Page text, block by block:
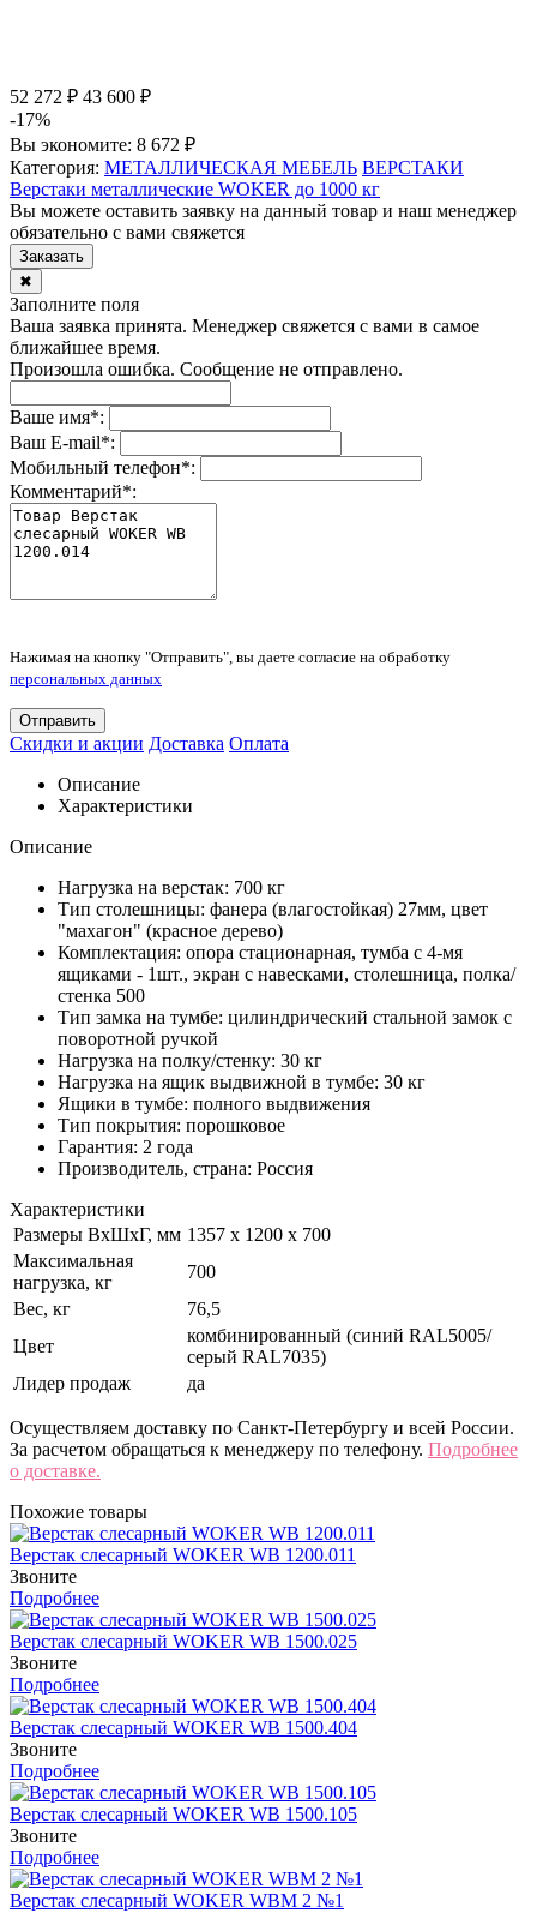
52 272 ₽ 43 600 ₽
-17%
Вы экономите: 8 672 ₽
Категория: МЕТАЛЛИЧЕСКАЯ МЕБЕЛЬ ВЕРСТАКИ
Верстаки металлические WOKER до 1000 кг
Вы можете оставить заявку на данный товар и наш менеджер
обязательно с вами свяжется
Заказать
✖
Заполните поля
Ваша заявка принята. Менеджер свяжется с вами в самое
ближайшее время.
Произошла ошибка. Сообщение не отправлено.
Ваше имя*:
Ваш E-mail*:
Мобильный телефон*:
Комментарий*:
Нажимая на кнопку "Отправить", вы даете согласие на обработку
персональных данных
Отправить
Скидки и акции Доставка Оплата
Описание
Характеристики
Описание
Нагрузка на верстак: 700 кг
Тип столешницы: фанера (влагостойкая) 27мм, цвет
"махагон" (красное дерево)
Комплектация: опора стационарная, тумба с 4-мя
ящиками - 1шт., экран с навесками, столешница, полка/
стенка 500
Тип замка на тумбе: цилиндрический стальной замок с
поворотной ручкой
Нагрузка на полку/стенку: 30 кг
Нагрузка на ящик выдвижной в тумбе: 30 кг
Ящики в тумбе: полного выдвижения
Тип покрытия: порошковое
Гарантия: 2 года
Производитель, страна: Россия
Характеристики
Размеры ВхШхГ, мм 1357 x 1200 x 700
Максимальная
нагрузка, кг
700
Вес, кг
76,5
Цвет
комбинированный (синий RAL5005/
серый RAL7035)
Лидер продаж
да
Осуществляем доставку по Санкт-Петербургу и всей России.
За расчетом обращаться к менеджеру по телефону. Подробнее
о доставке.
Похожие товары
Верстак слесарный WOKER WB 1200.011
Звоните
Подробнее
Верстак слесарный WOKER WB 1500.025
Звоните
Подробнее
Верстак слесарный WOKER WB 1500.404
Звоните
Подробнее
Верстак слесарный WOKER WB 1500.105
Звоните
Подробнее
Верстак слесарный WOKER WBM 2 №1